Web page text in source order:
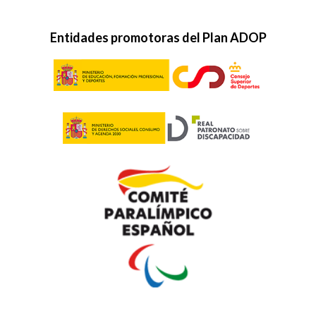
Entidades promotoras del Plan ADOP